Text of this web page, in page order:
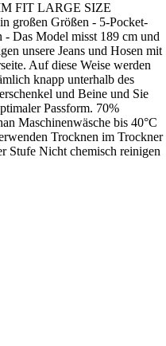
FIT LARGE SIZE
großen Größen - 5-Pocket-
Das Model misst 189 cm und
unsere Jeans und Hosen mit
Auf diese Weise werden
knapp unterhalb des
und Beine und Sie
Passform. 70%
Maschinenwäsche bis 40°C
Trocknen im Trockner
Stufe Nicht chemisch reinigen